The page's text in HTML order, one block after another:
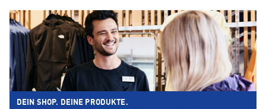
DEIN SHOP. DEINE PRODUKTE.